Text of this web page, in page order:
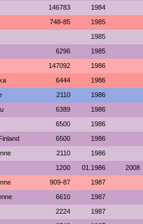
146783 1984
748-85 1985
1985
6296 1985
147092 1986
6444 1986
2110 1986
6389 1986
6500 1986
6500 1986
2110 1986
1200 01.1986 2008
909-87 1987
6610 1987
2224 1987